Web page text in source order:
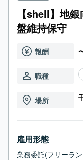
【shell】地
盤維持保守
報酬
職種
場所
雇用形態
業務委託(フリーラ